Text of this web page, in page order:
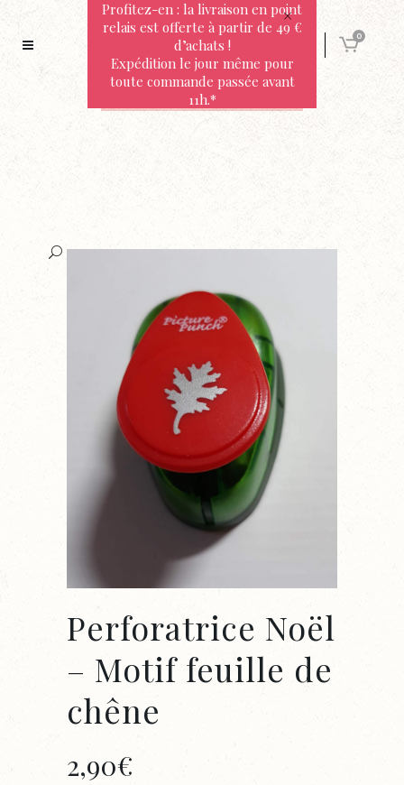
0
Perforatrice Noël
– Motif feuille de
chêne
2,90€
Profitez-en : la livraison en point
relais est offerte à partir de 49 €
d’achats !
Expédition le jour même pour
toute commande passée avant
11h.*